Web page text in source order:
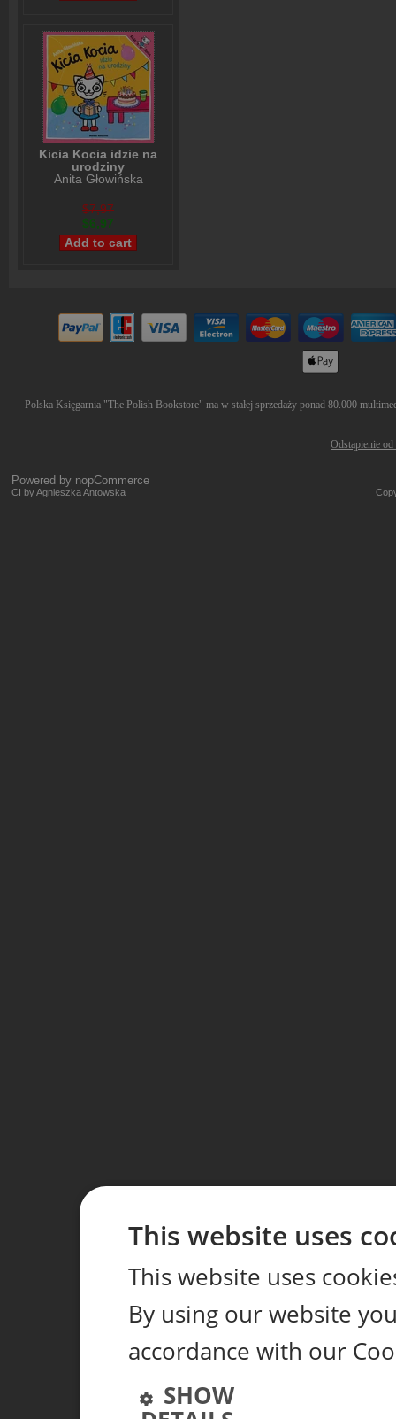
Kicia Kocia idzie na
urodziny
Anita Głowińska
$7,97
$6,97
Polska Księgarnia "The Polish Bookstore" ma w stałej sprzedaży ponad 80.000
Odstąpienie
Powered by nopCommerce
CI by Agnieszka Antowska
This website uses
This website uses
By using our website
accordance with our
SHOW